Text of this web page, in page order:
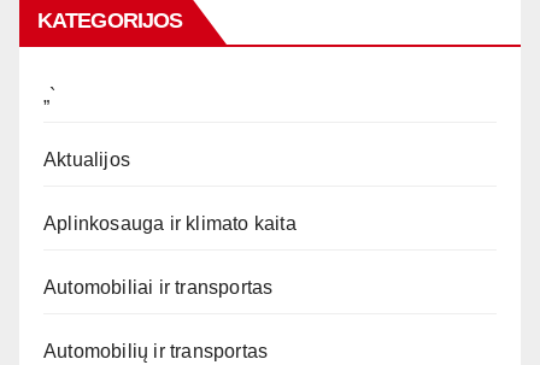
KATEGORIJOS
„`
Aktualijos
Aplinkosauga ir klimato kaita
Automobiliai ir transportas
Automobilių ir transportas